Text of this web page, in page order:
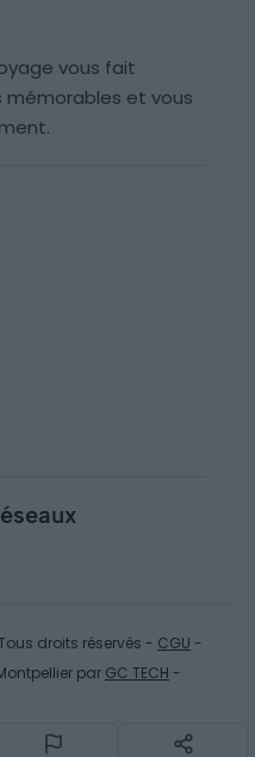
vous fait
mémorables et vous
droits réservés - CGU -
par GC TECH -